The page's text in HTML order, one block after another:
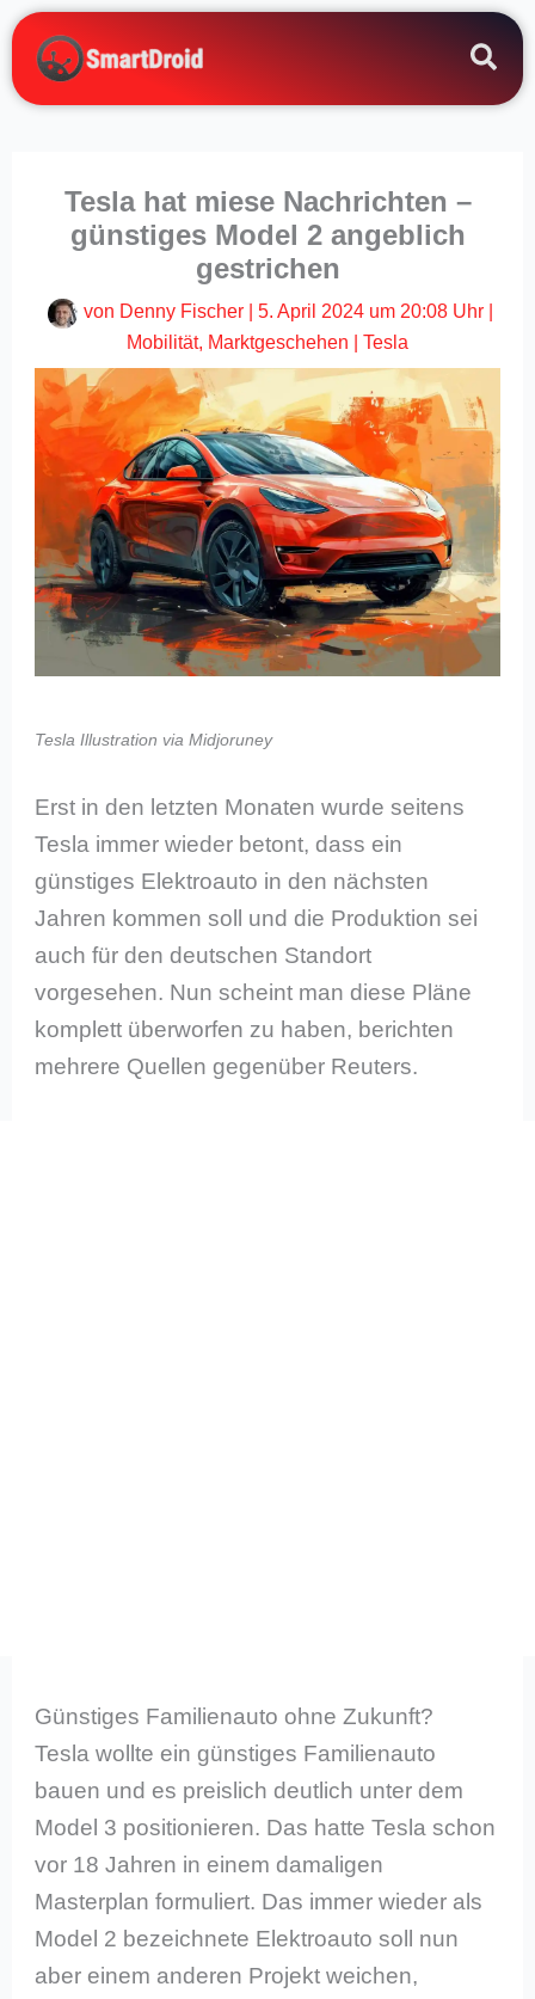
Zum
Inhalt
springen
Tesla hat miese Nachrichten –
günstiges Model 2 angeblich
gestrichen
von Denny Fischer 5. April 2024 um 20:08 Uhr
Mobilität, Marktgeschehen Tesla
Tesla Illustration via Midjoruney
Erst in den letzten Monaten wurde seitens
Tesla immer wieder betont, dass ein
günstiges Elektroauto in den nächsten
Jahren kommen soll und die Produktion sei
auch für den deutschen Standort
vorgesehen. Nun scheint man diese Pläne
komplett überworfen zu haben, berichten
mehrere Quellen gegenüber Reuters.
Günstiges Familienauto ohne Zukunft?
Tesla wollte ein günstiges Familienauto
bauen und es preislich deutlich unter dem
Model 3 positionieren. Das hatte Tesla schon
vor 18 Jahren in einem damaligen
Masterplan formuliert. Das immer wieder als
Model 2 bezeichnete Elektroauto soll nun
aber einem anderen Projekt weichen,